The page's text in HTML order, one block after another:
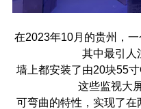
在2023年10月的贵州，
其中最引人
墙上都安装了由20块55寸
这些监视大
可弯曲的特性，实现了在